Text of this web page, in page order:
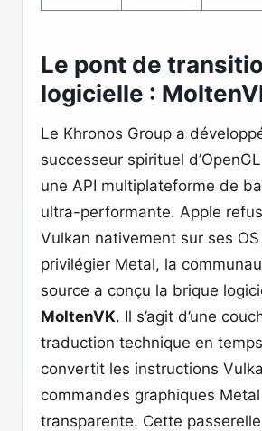
Le pont de
logicielle :
Le Khronos Group a
successeur spirituel
une API multiplateforme de
ultra-performante. Apple
Vulkan nativement sur ses
privilégier Metal, la
source a conçu la brique
MoltenVK. Il s’agit d’une
traduction technique en
convertit les instructions
commandes graphiques
transparente. Cette